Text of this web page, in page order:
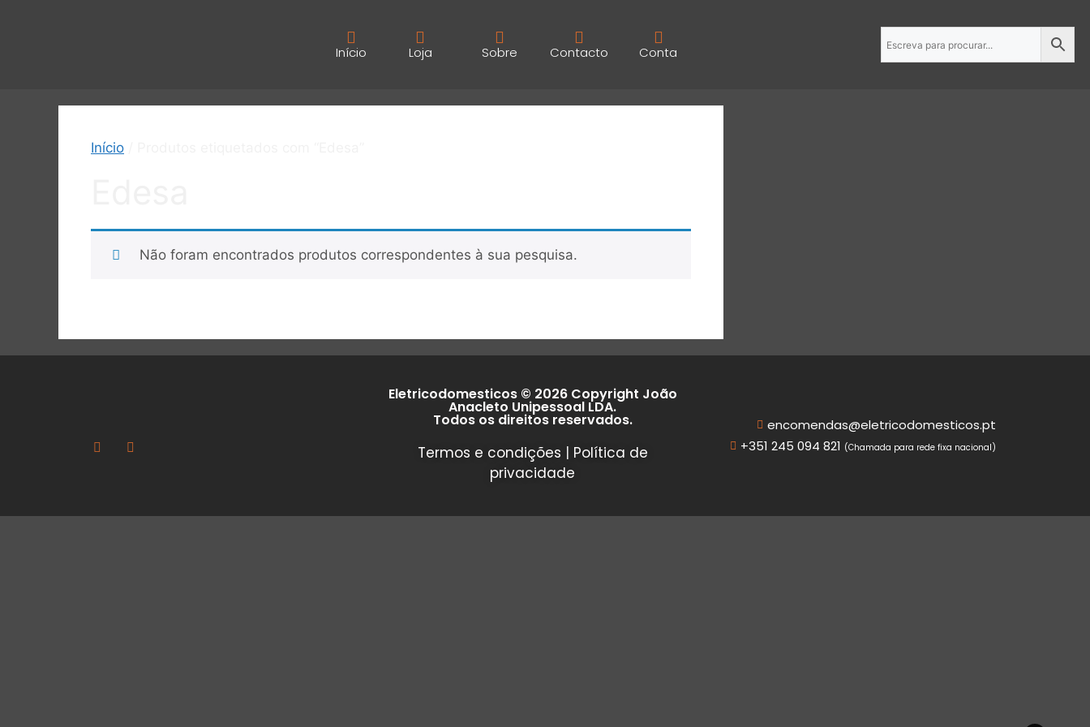
Início Loja Sobre Contacto Conta
Início
Não foram encontrados produtos correspondentes à sua pesquisa.
Eletricodomesticos © 2026 Copyright João
Anacleto Unipessoal LDA.
Todos os direitos reservados.
Termos e condições | Política de
privacidade
encomendas@eletricodomesticos.pt
+351 245 094 821 (Chamada para rede fixa nacional)